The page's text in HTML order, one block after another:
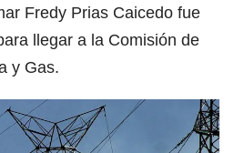
Fredy Prias Caicedo fue
llegar a la Comisión de
y Gas.